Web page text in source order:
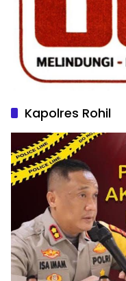
Kapolres Rohil